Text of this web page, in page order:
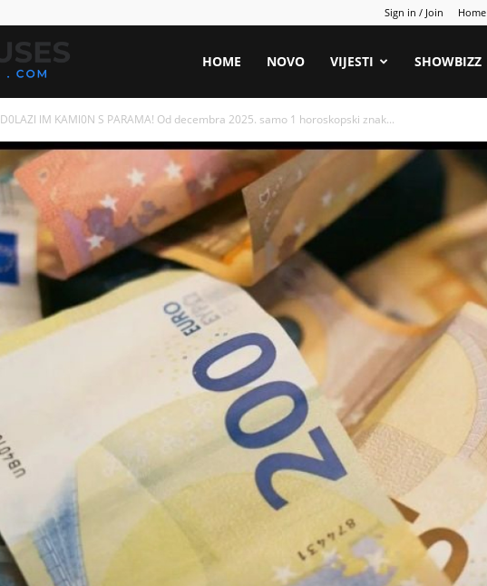
Sign in / Join Home
sve
HOME NOVO VIJESTI SHOWBIZZ
D0LAZl lM KAMl0N S PARAMA! Od decembra 2025. samo 1 horoskopski znak...